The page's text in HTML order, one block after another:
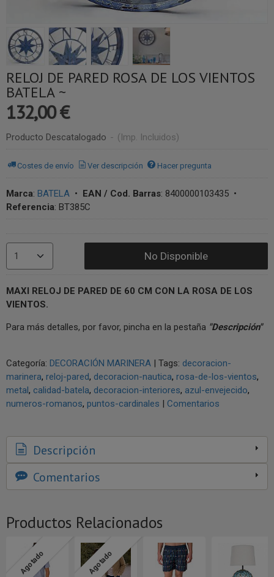
RELOJ DE PARED ROSA DE LOS VIENTOS
BATELA ~
132,00 €
Producto Descatalogado - (Imp. Incluidos)
Costes de envío Ver descripción Hacer pregunta
Marca: BATELA • EAN / Cod. Barras: 8400000103435 •
Referencia: BT385C
No Disponible
MAXI RELOJ DE PARED DE 60 CM CON LA ROSA DE LOS
VIENTOS.
Para más detalles, por favor, pincha en la pestaña "Descripción"
Categoría: DECORACIÓN MARINERA | Tags: decoracion-
marinera reloj-pared decoracion-nautica rosa-de-los-vientos
metal calidad-batela decoracion-interiores azul-envejecido
numeros-romanos puntos-cardinales | Comentarios
Descripción
Comentarios
Productos Relacionados
Agotado Agotado